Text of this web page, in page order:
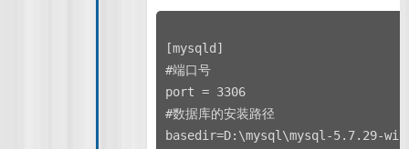
[mysqld]
#端口号
port = 3306
#数据库的安装路径
basedir=D:\mysql\mysql-5.7.29-